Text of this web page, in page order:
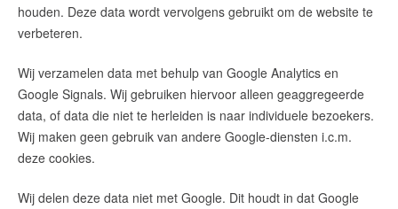
houden. Deze data wordt vervolgens gebruikt om de website te
verbeteren.
Wij verzamelen data met behulp van Google Analytics en
Google Signals. Wij gebruiken hiervoor alleen geaggregeerde
data, of data die niet te herleiden is naar individuele bezoekers.
Wij maken geen gebruik van andere Google-diensten i.c.m.
deze cookies.
Wij delen deze data niet met Google. Dit houdt in dat Google